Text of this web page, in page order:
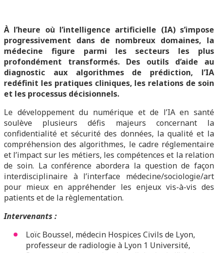
ARTISTE
À l’heure où l’intelligence artificielle (IA) s’impose
progressivement dans de nombreux domaines, la
médecine figure parmi les secteurs les plus
profondément transformés. Des outils d’aide au
diagnostic aux algorithmes de prédiction, l’IA
redéfinit les pratiques cliniques, les relations de soin
et les processus décisionnels.
Le développement du numérique et de l’IA en santé
soulève plusieurs défis majeurs concernant la
confidentialité et sécurité des données, la qualité et la
compréhension des algorithmes, le cadre réglementaire
et l’impact sur les métiers, les compétences et la relation
de soin. La conférence abordera la question de façon
interdisciplinaire à l’interface médecine/sociologie/art
pour mieux en appréhender les enjeux vis-à-vis des
patients et de la règlementation.
Intervenants :
Loïc Boussel, médecin Hospices Civils de Lyon,
professeur de radiologie à Lyon 1 Université,